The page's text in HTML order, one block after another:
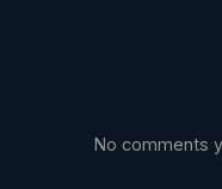
No comments